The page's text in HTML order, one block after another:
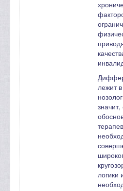
лежит
логики